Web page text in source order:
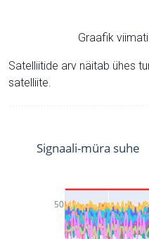
Graafik
Satelliitide arv näitab ühes
satelliite.
50
Signaali-müra suhe